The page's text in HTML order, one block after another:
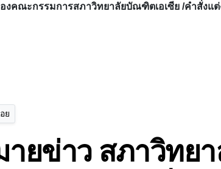
งคณะกรรมการสภาวิทยาลัยบัณฑิตเอเซีย /คำสั่งแ
ย
ยข่าว สภาวิทย